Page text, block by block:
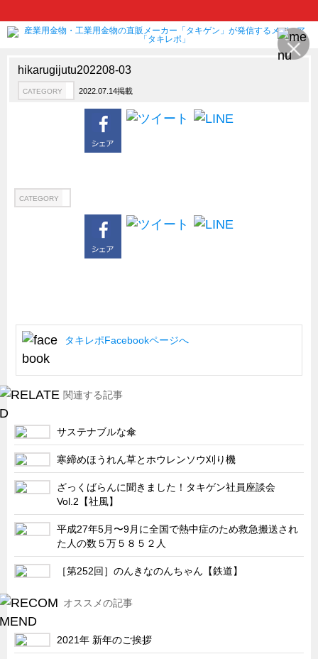
CATEGORY
新製品ロケットニュース
ピックアップ製品
How to 動画
ハイセキュリティ錠前TAKシリーズ
船舶・港湾設備
試作・特注品の事例集
配電盤・分電盤・キュービクル
医療・福祉・介護関連
ロボット・自動化装置関連
二次電池関連
EV・PHEV充電器関連
再生可能エネルギー
農業関連
共同溝・無電柱化関連
サーバーラック・エンクロジャー
hikarugijutu202208-03
CATEGORY 2022.07.14掲載
CATEGORY
タキレポFacebookページへ
関連する記事
サステナブルな傘
寒締めほうれん草とホウレンソウ刈り機
ざっくばらんに聞きました！タキゲン社員座談会
Vol.2【社風】
平成27年5月〜9月に全国で熱中症のため救急搬送され
た人の数５万５８５２人
［第252回］のんきなのんちゃん【鉄道】
オススメの記事
2021年 新年のご挨拶